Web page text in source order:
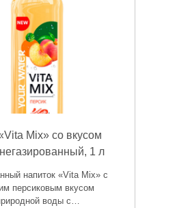
Mix» со вкусом
1 л
напиток «Vita Mix» с
персиковым вкусом
воды с